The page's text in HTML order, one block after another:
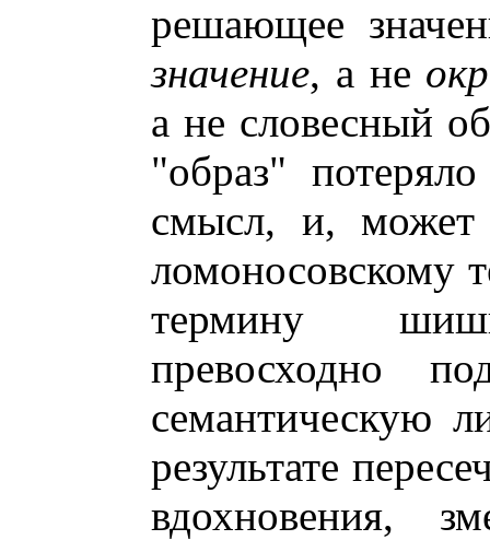
решающее
значение, а не
а не словесный
"образ"
смысл, и, может
ломоносовскому
термину
превосходно
семантическую
результате
вдохновения,